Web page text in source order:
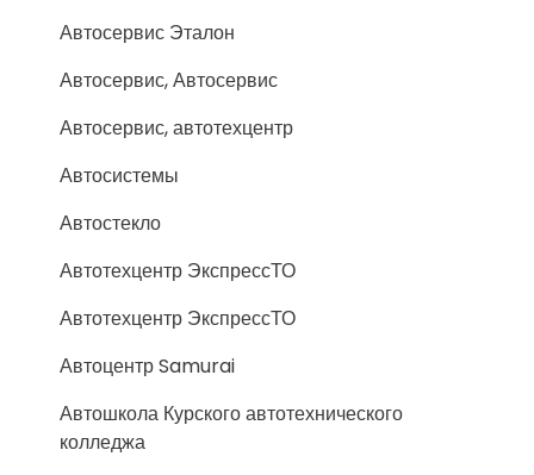
Автосервис Эталон
Автосервис, Автосервис
Автосервис, автотехцентр
Автосистемы
Автостекло
Автотехцентр ЭкспрессТО
Автотехцентр ЭкспрессТО
Автоцентр Samurai
Автошкола Курского автотехнического
колледжа